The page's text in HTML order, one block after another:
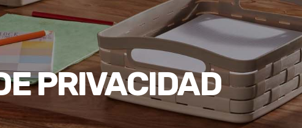
PRIVACIDAD